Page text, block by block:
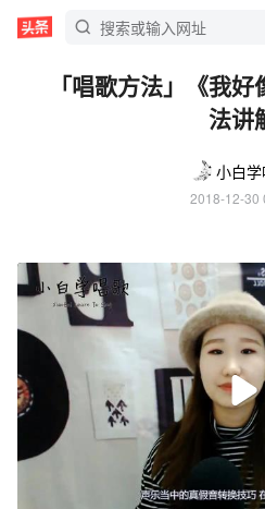
「唱歌方法」《我
法讲
小白
2018-12-30